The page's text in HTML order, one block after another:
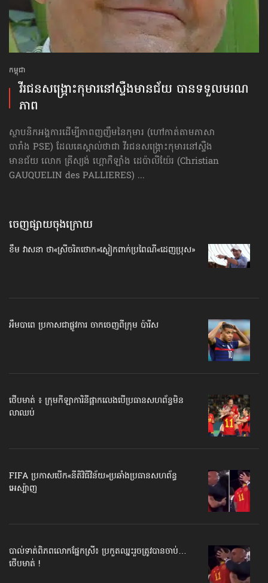
កម្ពុជា
វីរជន​សង្គ្រោះកុមារនៅ​ស្ទឺងមានជ័យ បាន​ទទួល​មរណ
ភាព
ស្ថាបនិកអង្គការ​​​ដើម្បី​ភាព​ញញឹម​​នៃកុមារ (ហៅកាត់​តាម​ភាសា​
បារាំង PSE) ដែលគេស្គាល់ថាជា វីរជន​សង្គ្រោះកុមារនៅ​ស្ទឺង
មានជ័យ លោក គ្រីស្យង់ ហ្គោកឺឡាំង ដេប៉ាលីយ៉ែរ (Christian
GAUQUELIN des PALLIERES) ...
ចេញផ្សាយចុងក្រោយ
ខឹម វាសនា ថា«ស្រីចរិតថោក»​ស្លៀកពាក់ប្រពៃណី​«ដេញប្រុស»
អឹមបាពេ ប្រកាសជាផ្លូវការ ចាកចេញពីក្រុម ប៉ារីស
ថើបមាត់ ៖ ក្រុមកីឡាការិនី​ផ្អាកលេង​​បើប្រធានសហព័ន្ធ​មិន
លាឈប់
FIFA ប្រកាសបើក​«នីតិវិធីវិន័យ»​ប្រឆាំងប្រធានសហព័ន្ធ​
អេស្ប៉ាញ
បាល់ទាត់​ពិភពលោក​ផ្នែកស្រី៖ ប្រកួតឈ្នះរួច​ត្រូវបានចាប់…
ថើបមាត់ !